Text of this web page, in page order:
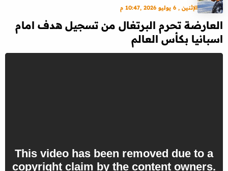
الإثنين , 6 يوليو 2026 ,10:47 م
العارضة تحرم البرتغال من تسجيل هدف امام
اسبانيا بكأس العالم